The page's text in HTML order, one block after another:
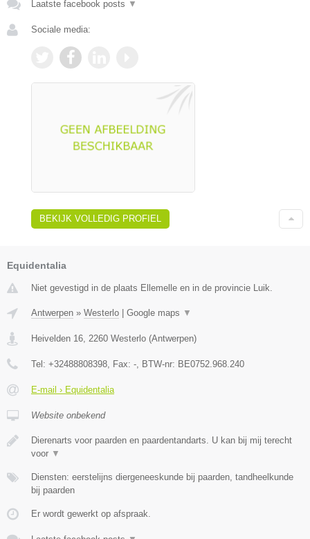
Laatste facebook posts ▼
Sociale media:
BEKIJK VOLLEDIG PROFIEL
Equidentalia
Niet gevestigd in de plaats Ellemelle en in de provincie Luik.
Antwerpen » Westerlo Google maps ▼
Heivelden 16 2260 Westerlo (Antwerpen)
Tel: +32488808398 , Fax: - , BTW-nr: BE0752.968.240
E-mail › Equidentalia
Website onbekend
Dierenarts voor paarden en paardentandarts. U kan bij mij terecht
voor ▼
Diensten: eerstelijns diergeneeskunde bij paarden, tandheelkunde
bij paarden
Er wordt gewerkt op afspraak.